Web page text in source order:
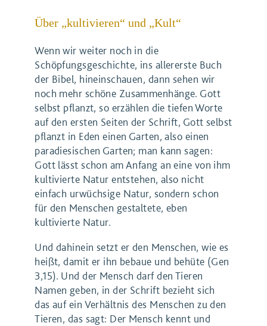
Über „kultivieren“ und „Kult“
Wenn wir weiter noch in die
Schöpfungsgeschichte, ins allererste Buch
der Bibel, hineinschauen, dann sehen wir
noch mehr schöne Zusammenhänge. Gott
selbst pflanzt, so erzählen die tiefen Worte
auf den ersten Seiten der Schrift, Gott selbst
pflanzt in Eden einen Garten, also einen
paradiesischen Garten; man kann sagen:
Gott lässt schon am Anfang an eine von ihm
kultivierte Natur entstehen, also nicht
einfach urwüchsige Natur, sondern schon
für den Menschen gestaltete, eben
kultivierte Natur.
Und dahinein setzt er den Menschen, wie es
heißt, damit er ihn bebaue und behüte (Gen
3,15). Und der Mensch darf den Tieren
Namen geben, in der Schrift bezieht sich
das auf ein Verhältnis des Menschen zu den
Tieren, das sagt: Der Mensch kennt und